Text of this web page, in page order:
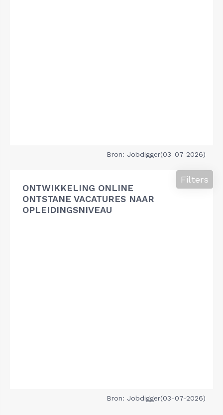
Bron: Jobdigger(03-07-2026)
ONTWIKKELING ONLINE
ONTSTANE VACATURES NAAR
OPLEIDINGSNIVEAU
Filters
Bron: Jobdigger(03-07-2026)